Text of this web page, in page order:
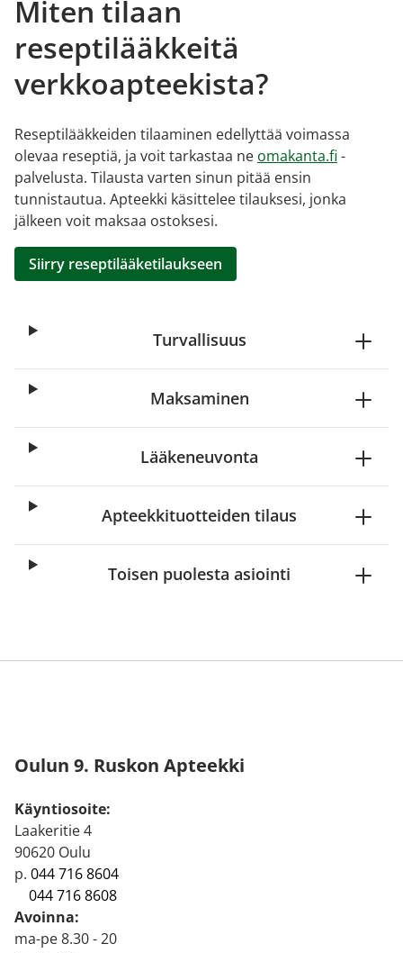
Miten tilaan
reseptilääkkeitä
verkkoapteekista?
Reseptilääkkeiden tilaaminen edellyttää voimassa
olevaa reseptiä, ja voit tarkastaa ne omakanta.fi -
palvelusta. Tilausta varten sinun pitää ensin
tunnistautua. Apteekki käsittelee tilauksesi, jonka
jälkeen voit maksaa ostoksesi.
Siirry reseptilääketilaukseen
Turvallisuus
Maksaminen
Lääkeneuvonta
Apteekkituotteiden tilaus
Toisen puolesta asiointi
Oulun 9. Ruskon Apteekki
Käyntiosoite:
Laakeritie 4
90620 Oulu
p. 044 716 8604
044 716 8608
Avoinna:
ma-pe 8.30 - 20